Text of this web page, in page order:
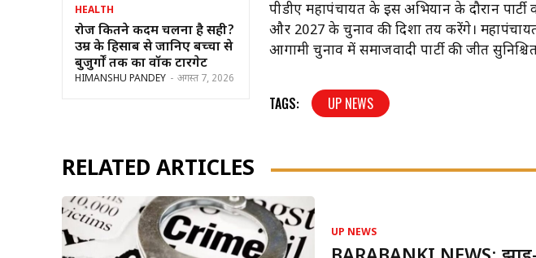
HEALTH
रोज कितने कदम चलना है सही?
उम्र के हिसाब से जानिए बच्चों से
बुजुर्गों तक का वॉक टारगेट
HIMANSHU PANDEY - अगस्त 7, 2026
पीडीए महापंचायत के इस अभियान के दौरान
और 2027 के चुनाव की दिशा तय करेंगे।
आगामी चुनाव में समाजवादी पार्टी की जीत
TAGS: UP NEWS
RELATED ARTICLES
UP NEWS